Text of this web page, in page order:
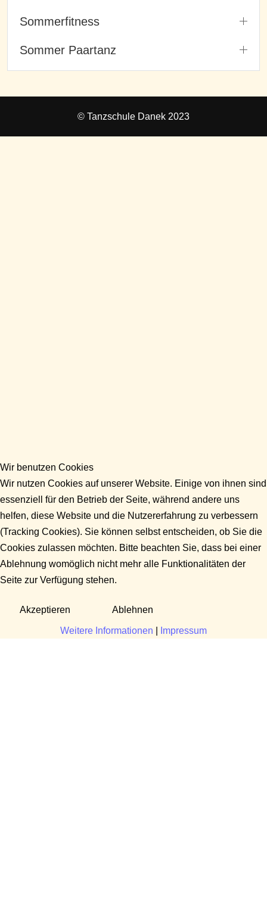
Sommerfitness
Sommer Paartanz
© Tanzschule Danek 2023
Wir benutzen Cookies
Wir nutzen Cookies auf unserer Website. Einige von ihnen sind
essenziell für den Betrieb der Seite, während andere uns
helfen, diese Website und die Nutzererfahrung zu verbessern
(Tracking Cookies). Sie können selbst entscheiden, ob Sie die
Cookies zulassen möchten. Bitte beachten Sie, dass bei einer
Ablehnung womöglich nicht mehr alle Funktionalitäten der
Seite zur Verfügung stehen.
Akzeptieren Ablehnen
Weitere Informationen Impressum